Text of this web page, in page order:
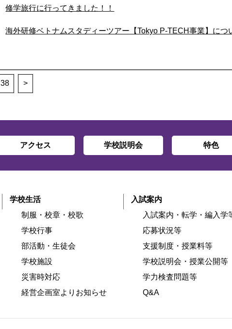
修学旅行に行ってきました！！
海外研修ベトナムスタディーツアー【Tokyo P-TECH事業】につ
38 >
アクセス 学校説明会 特色
学校生活
制服・校章・校歌
学校行事
部活動・生徒会
学校施設
災害時対応
経営企画室よりお知らせ
入試案内
入試案内・転学・編入学
応募状況等
支援制度・授業料等
学校説明会・授業公開等
学力検査問題等
Q&A